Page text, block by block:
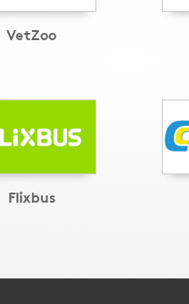
VetZoo
Flixbus